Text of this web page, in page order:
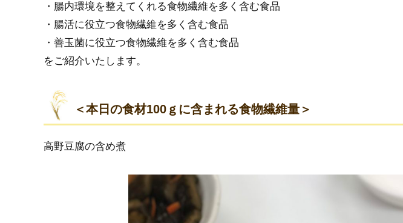
・腸内環境を整えてくれる食物繊維を多く含む食品
・腸活に役立つ食物繊維を多く含む食品
・善玉菌に役立つ食物繊維を多く含む食品
をご紹介いたします。
＜本日の食材100ｇに含まれる食物繊維量＞
高野豆腐の含め煮